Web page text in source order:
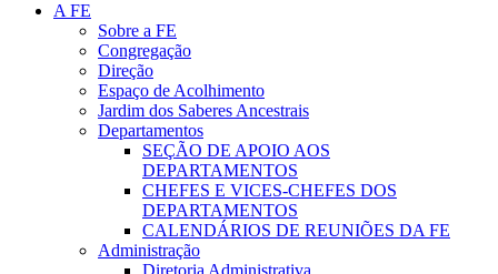
A FE
Sobre a FE
Congregação
Direção
Espaço de Acolhimento
Jardim dos Saberes Ancestrais
Departamentos
SEÇÃO DE APOIO AOS
DEPARTAMENTOS
CHEFES E VICES-CHEFES DOS
DEPARTAMENTOS
CALENDÁRIOS DE REUNIÕES DA FE
Administração
Diretoria Administrativa